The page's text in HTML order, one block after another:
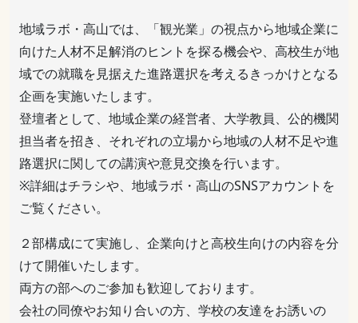
地域ラボ・高山では、「観光業」の視点から地域企業に
向けた人材不足解消のヒントを探る機会や、高校生が地
域での就職を見据えた進路選択を考えるきっかけとなる
企画を実施いたします。
登壇者として、地域企業の経営者、大学教員、公的機関
担当者を招き、それぞれの立場から地域の人材不足や進
路選択に関しての講演や意見交換を行います。
※詳細はチラシや、地域ラボ・高山のSNSアカウントを
ご覧ください。
２部構成にて実施し、企業向けと高校生向けの内容を分
けて開催いたします。
両方の部へのご参加も歓迎しております。
会社の同僚やお知り合いの方、学校の友達をお誘いの